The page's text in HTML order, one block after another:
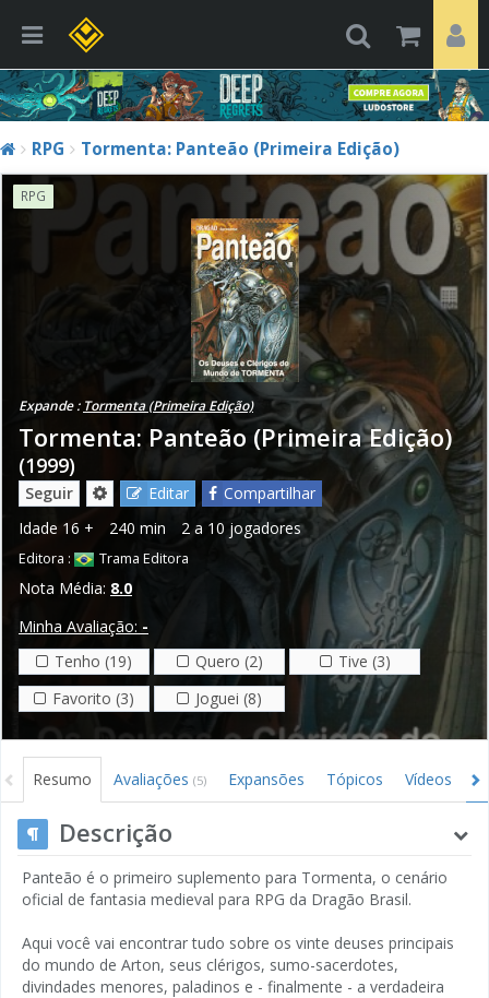
RPG Tormenta: Panteão (Primeira Edição)
RPG
Expande : Tormenta (Primeira Edição)
Tormenta: Panteão (Primeira Edição)
(1999)
Seguir Editar
Compartilhar
Idade 16 + 240 min 2 a 10 jogadores
Editora : Trama Editora
Nota Média: 8.0
Minha Avaliação: -
Tenho (19)
Quero (2)
Tive (3)
Favorito (3)
Joguei (8)
Resumo Avaliações (5) Expansões Tópicos Vídeos
Descrição
Panteão é o primeiro suplemento para Tormenta, o cenário
oficial de fantasia medieval para RPG da Dragão Brasil.
Aqui você vai encontrar tudo sobre os vinte deuses principais
do mundo de Arton, seus clérigos, sumo-sacerdotes,
divindades menores, paladinos e - finalmente - a verdadeira